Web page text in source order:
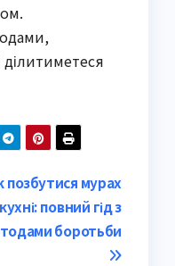
ділитиметеся
позбутися мурах
повний гід з
боротьби